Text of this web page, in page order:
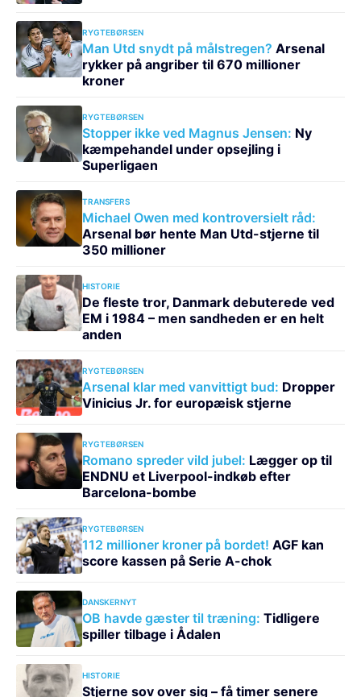
RYGTEBØRSEN
Man Utd snydt på målstregen? Arsenal
rykker på angriber til 670 millioner
kroner
RYGTEBØRSEN
Stopper ikke ved Magnus Jensen: Ny
kæmpehandel under opsejling i
Superligaen
TRANSFERS
Michael Owen med kontroversielt råd:
Arsenal bør hente Man Utd-stjerne til
350 millioner
HISTORIE
De fleste tror, Danmark debuterede ved
EM i 1984 – men sandheden er en helt
anden
RYGTEBØRSEN
Arsenal klar med vanvittigt bud: Dropper
Vinicius Jr. for europæisk stjerne
RYGTEBØRSEN
Romano spreder vild jubel: Lægger op til
ENDNU et Liverpool-indkøb efter
Barcelona-bombe
RYGTEBØRSEN
112 millioner kroner på bordet! AGF kan
score kassen på Serie A-chok
DANSKERNYT
OB havde gæster til træning: Tidligere
spiller tilbage i Ådalen
HISTORIE
Stjerne sov over sig – få timer senere